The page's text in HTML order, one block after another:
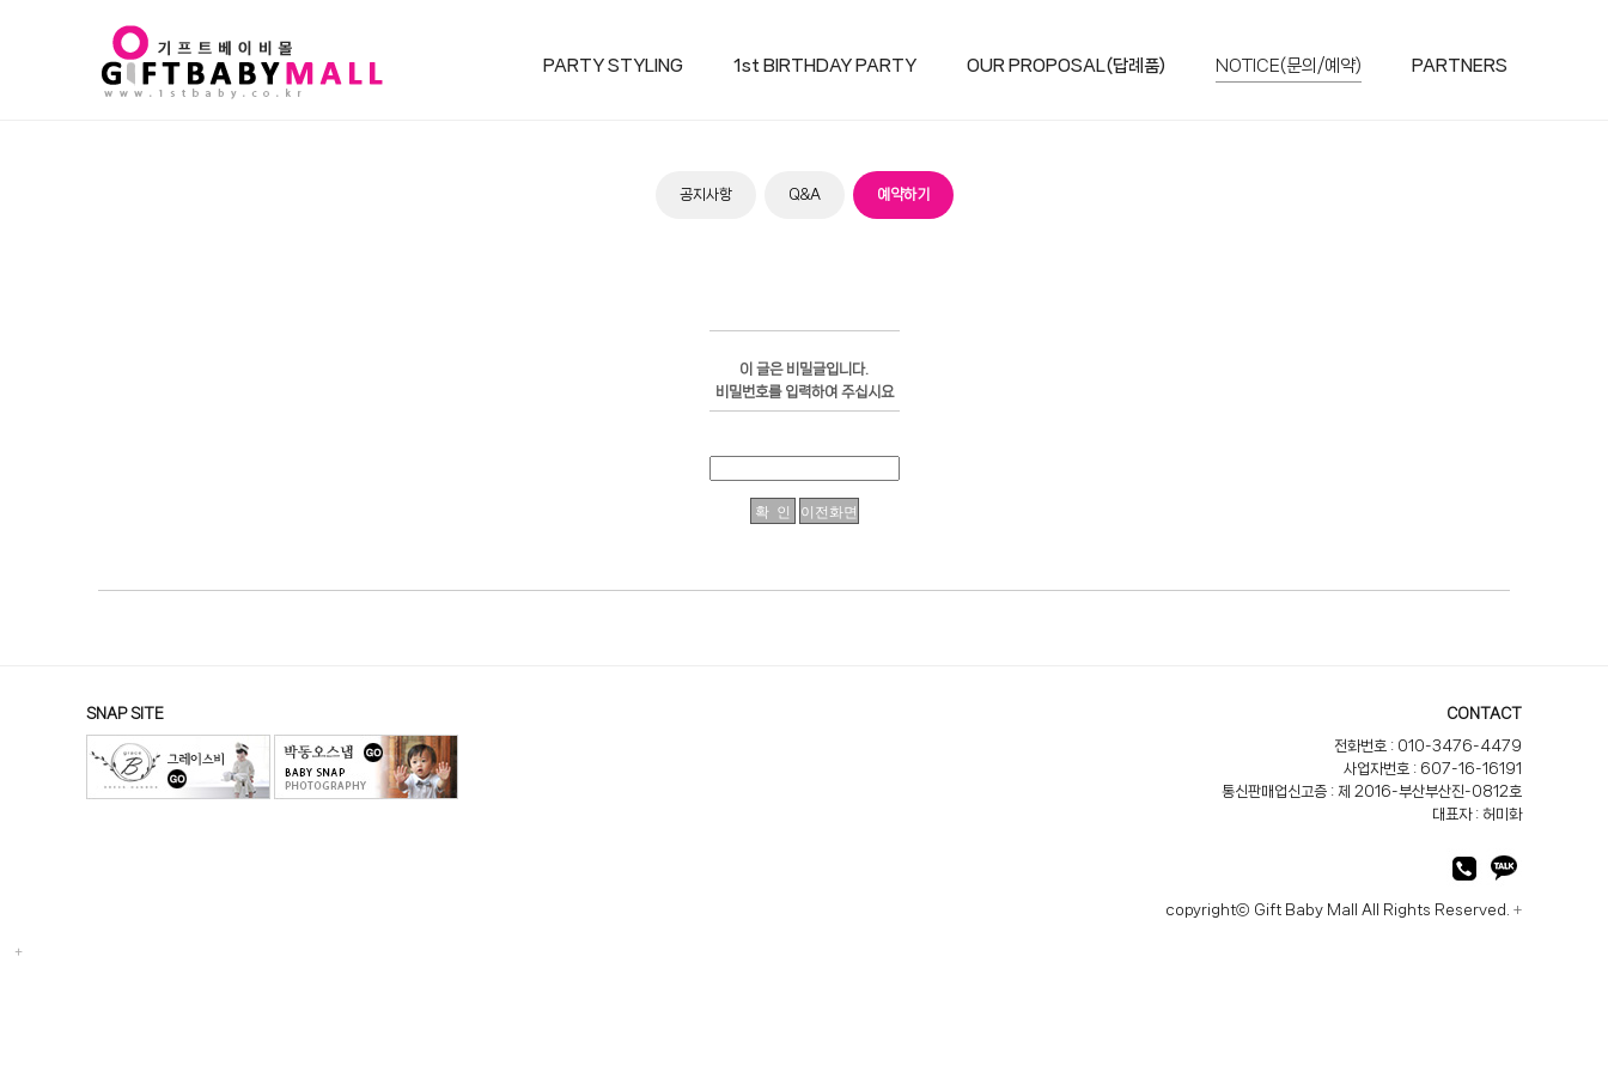
PARTY STYLING 1st BIRTHDAY PARTY OUR PROPOSAL(답례품) NOTICE(문의/예약) PARTNERS
Promotion
공지사항 Q&A 예약하기
이 글은 비밀글입니다.
비밀번호를 입력하여 주십시요
SNAP SITE CONTACT
전화번호 : 010-3476-4479
사업자번호 : 607-16-16191
통신판매업신고증 : 제 2016-부산부산진-0812호
대표자 : 허미화
copyrightⓒ Gift Baby Mall All Rights Reserved. +